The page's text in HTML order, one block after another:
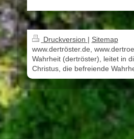
Druckversion | Sitemap
www.dertröster.de,
Wahrheit (dertröster), leitet in
Christus, die befreiende